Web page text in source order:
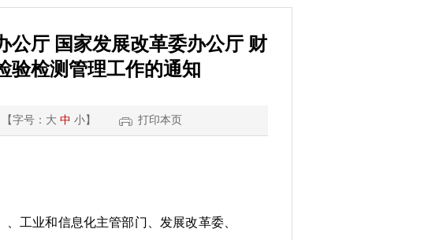
公厅 国家发展改革委办公厅 财
验检测管理工作的通知
【字号： 大 中 小】 打印本页
、工业和信息化主管部门、发展改革委、